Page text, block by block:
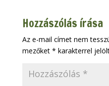
Hozzászólás írása
Az e-mail címet nem
mezőket * karakterrel